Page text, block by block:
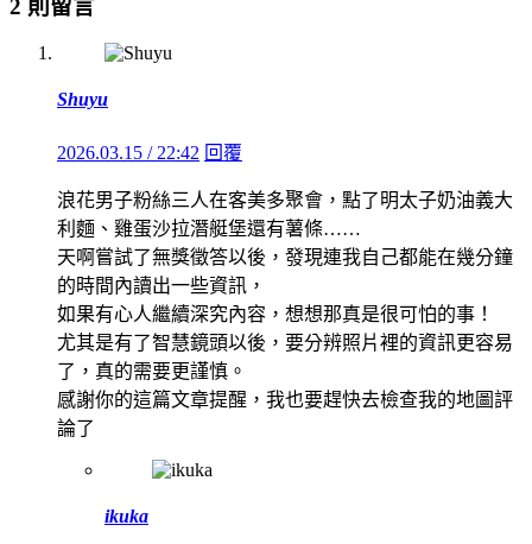
2 則留言
Shuyu
2026.03.15 / 22:42 回覆
浪花男子粉絲三人在客美多聚會，點了明太子奶油義大
利麵、雞蛋沙拉潛艇堡還有薯條……
天啊嘗試了無獎徵答以後，發現連我自己都能在幾分鐘
的時間內讀出一些資訊，
如果有心人繼續深究內容，想想那真是很可怕的事！
尤其是有了智慧鏡頭以後，要分辨照片裡的資訊更容易
了，真的需要更謹慎。
感謝你的這篇文章提醒，我也要趕快去檢查我的地圖評
論了
ikuka